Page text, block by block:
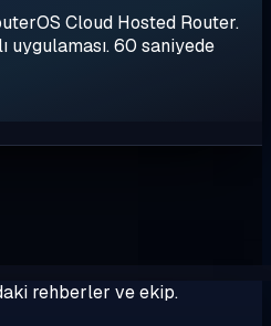
Cloud Hosted Router.
uygulaması. 60 saniyede
rehberler ve ekip.